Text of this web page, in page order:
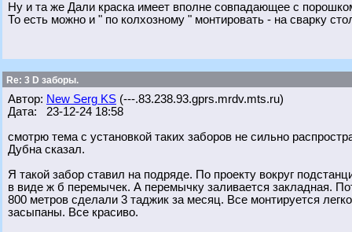
Ну и та же Дали краска имеет вполне совпадающее с
То есть можно и " по колхозному " монтировать - на сварку
Re: 3 D заборы.
Автор: New Serg KS (---.83.238.93.gprs.mrdv.mts.ru)
Дата: 23-12-24 18:58
смотрю тема с установкой таких заборов не сильно
Дубна сказал.
Я такой забор ставил на подряде. По проекту вокруг
в виде ж б перемычек. А перемычку заливается закладная.
800 метров сделали 3 таджик за месяц. Все монтируется
засыпаны. Все красиво.